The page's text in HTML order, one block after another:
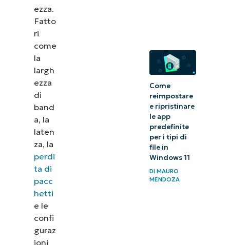
per la
ezza.
Fatto
ri
come
la
largh
ezza
di
band
a, la
laten
za, la
perdi
ta di
pacc
hetti
e le
confi
guraz
ioni
Come
reimpostare
e ripristinare
le app
predefinite
per i tipi di
file in
Windows 11
DIMAURO
MENDOZA